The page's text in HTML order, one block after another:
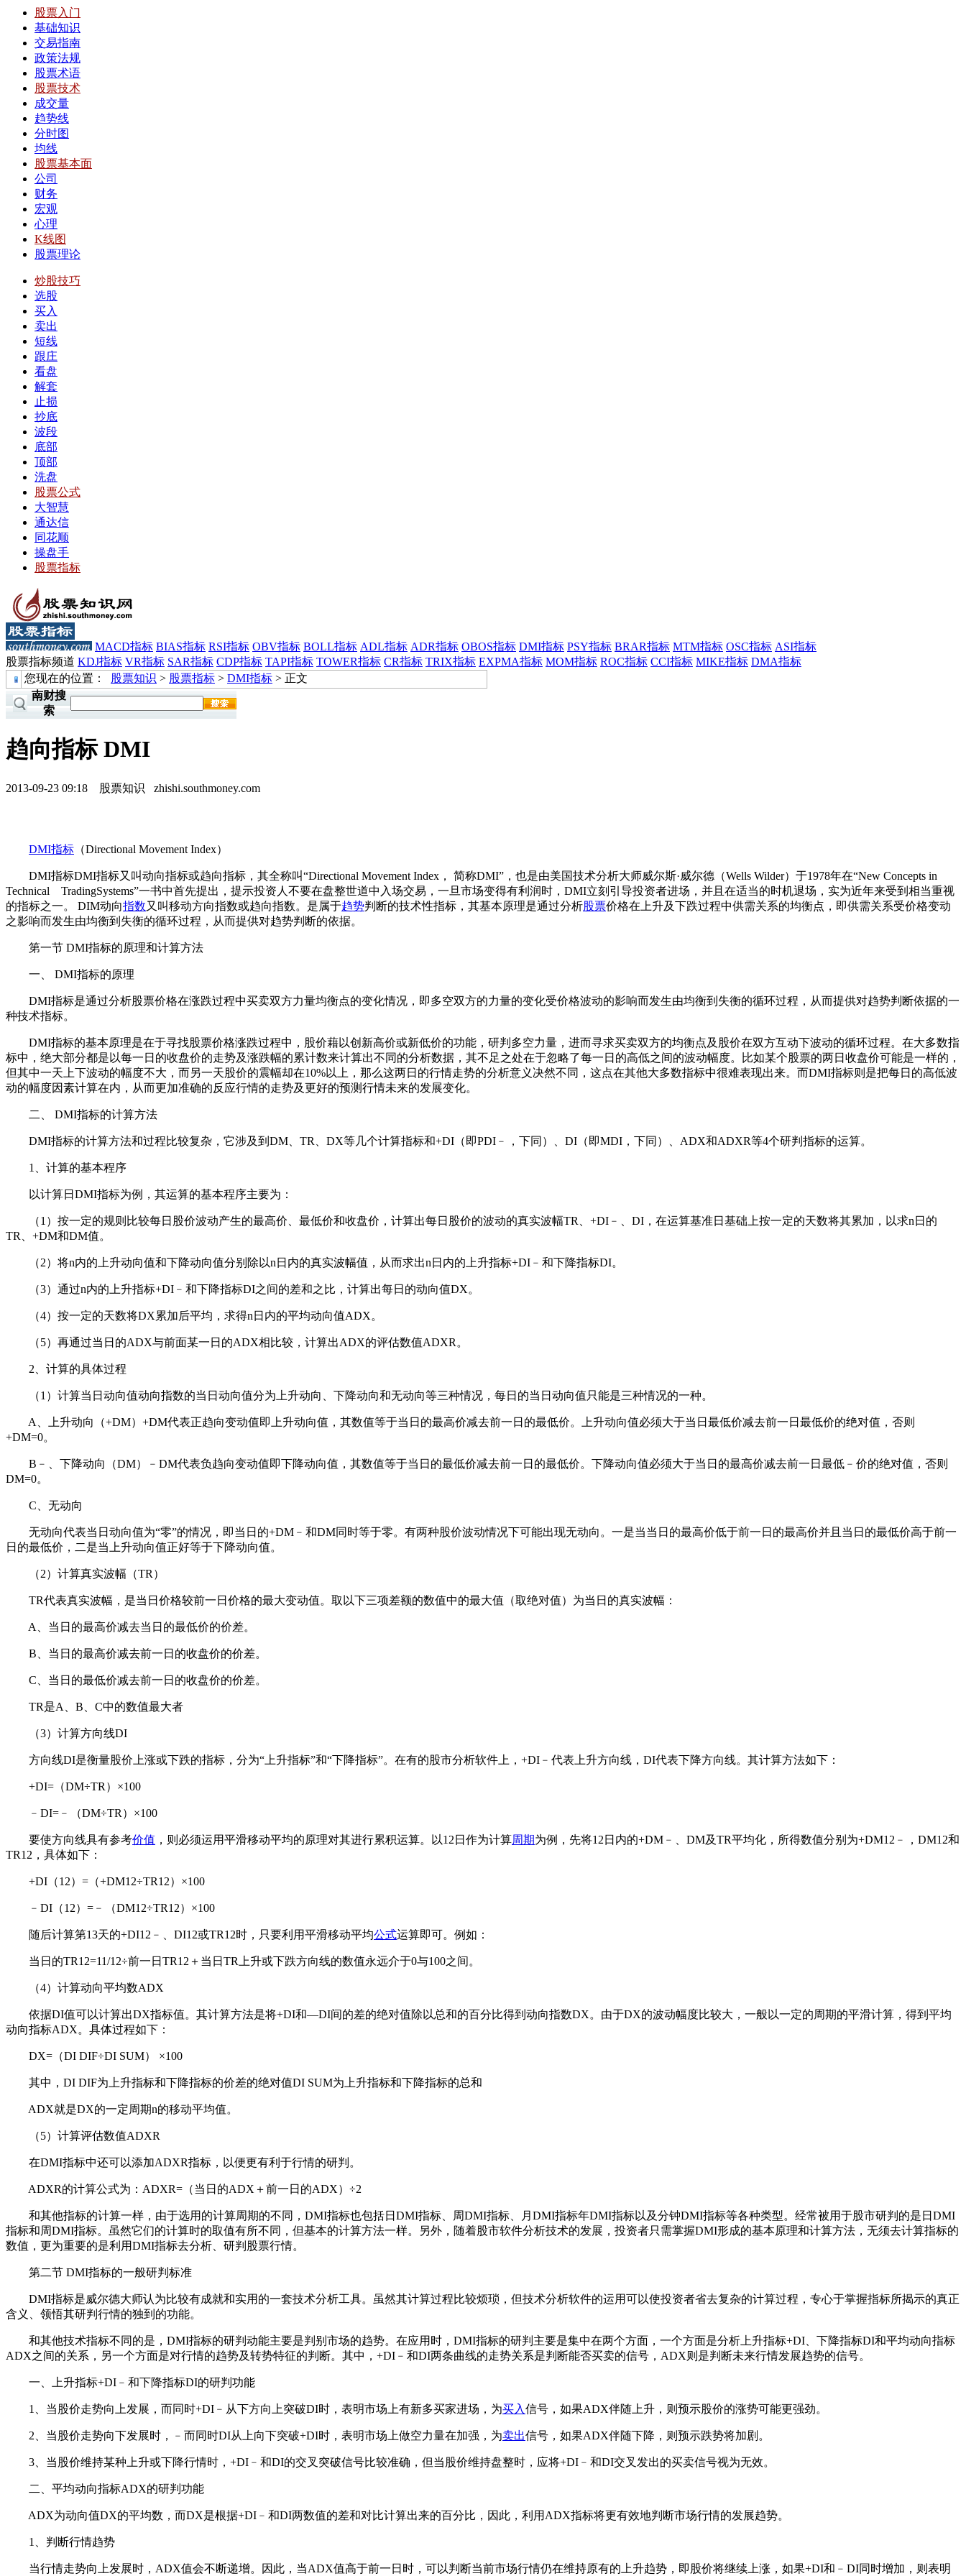
股票入门
基础知识
交易指南
政策法规
股票术语
股票技术
成交量
趋势线
分时图
均线
股票基本面
公司
财务
宏观
心理
K线图
股票理论
炒股技巧
选股
买入
卖出
短线
跟庄
看盘
解套
止损
抄底
波段
底部
顶部
洗盘
股票公式
大智慧
通达信
同花顺
操盘手
股票指标
MACD指标 BIAS指标 RSI指标 OBV指标 BOLL指标 ADL指标 ADR指标 OBOS指标 DMI指标 PSY指标 BRAR指标 MTM指标 OSC指标 ASI指标
股票指标频道 KDJ指标 VR指标 SAR指标 CDP指标 TAPI指标 TOWER指标 CR指标 TRIX指标 EXPMA指标 MOM指标 ROC指标 CCI指标 MIKE指标 DMA指标
您现在的位置：
股票知识 > 股票指标 > DMI指标 > 正文
南财搜
索
趋向指标 DMI
2013-09-23 09:18 股票知识 zhishi.southmoney.com
DMI指标 （Directional Movement Index）
DMI指标DMI指标又叫动向指标或趋向指标，其全称叫“Directional Movement Index， 简称DMI”，也是由美国技术分析大师威尔斯·威尔德（Wells Wilder）于1978年在“New Concepts in
Technical TradingSystems”一书中首先提出，提示投资人不要在盘整世道中入场交易，一旦市场变得有利润时，DMI立刻引导投资者进场，并且在适当的时机退场，实为近年来受到相当重视
的指标之一。 DIM动向指数又叫移动方向指数或趋向指数。是属于趋势判断的技术性指标，其基本原理是通过分析股票价格在上升及下跌过程中供需关系的均衡点，即供需关系受价格变动
之影响而发生由均衡到失衡的循环过程，从而提供对趋势判断的依据。
第一节 DMI指标的原理和计算方法
一、 DMI指标的原理
DMI指标是通过分析股票价格在涨跌过程中买卖双方力量均衡点的变化情况，即多空双方的力量的变化受价格波动的影响而发生由均衡到失衡的循环过程，从而提供对趋势判断依据的一
种技术指标。
DMI指标的基本原理是在于寻找股票价格涨跌过程中，股价藉以创新高价或新低价的功能，研判多空力量，进而寻求买卖双方的均衡点及股价在双方互动下波动的循环过程。在大多数指
标中，绝大部分都是以每一日的收盘价的走势及涨跌幅的累计数来计算出不同的分析数据，其不足之处在于忽略了每一日的高低之间的波动幅度。比如某个股票的两日收盘价可能是一样的，
但其中一天上下波动的幅度不大，而另一天股价的震幅却在10%以上，那么这两日的行情走势的分析意义决然不同，这点在其他大多数指标中很难表现出来。而DMI指标则是把每日的高低波
动的幅度因素计算在内，从而更加准确的反应行情的走势及更好的预测行情未来的发展变化。
二、 DMI指标的计算方法
DMI指标的计算方法和过程比较复杂，它涉及到DM、TR、DX等几个计算指标和+DI（即PDI﹣，下同）、DI（即MDI，下同）、ADX和ADXR等4个研判指标的运算。
1、计算的基本程序
以计算日DMI指标为例，其运算的基本程序主要为：
（1）按一定的规则比较每日股价波动产生的最高价、最低价和收盘价，计算出每日股价的波动的真实波幅TR、+DI﹣、DI，在运算基准日基础上按一定的天数将其累加，以求n日的
TR、+DM和DM值。
（2）将n内的上升动向值和下降动向值分别除以n日内的真实波幅值，从而求出n日内的上升指标+DI﹣和下降指标DI。
（3）通过n内的上升指标+DI﹣和下降指标DI之间的差和之比，计算出每日的动向值DX。
（4）按一定的天数将DX累加后平均，求得n日内的平均动向值ADX。
（5）再通过当日的ADX与前面某一日的ADX相比较，计算出ADX的评估数值ADXR。
2、计算的具体过程
（1）计算当日动向值动向指数的当日动向值分为上升动向、下降动向和无动向等三种情况，每日的当日动向值只能是三种情况的一种。
A、上升动向（+DM）+DM代表正趋向变动值即上升动向值，其数值等于当日的最高价减去前一日的最低价。上升动向值必须大于当日最低价减去前一日最低价的绝对值，否则
+DM=0。
B﹣、下降动向（DM）﹣DM代表负趋向变动值即下降动向值，其数值等于当日的最低价减去前一日的最低价。下降动向值必须大于当日的最高价减去前一日最低﹣价的绝对值，否则
DM=0。
C、无动向
无动向代表当日动向值为“零”的情况，即当日的+DM﹣和DM同时等于零。有两种股价波动情况下可能出现无动向。一是当当日的最高价低于前一日的最高价并且当日的最低价高于前一
日的最低价，二是当上升动向值正好等于下降动向值。
（2）计算真实波幅（TR）
TR代表真实波幅，是当日价格较前一日价格的最大变动值。取以下三项差额的数值中的最大值（取绝对值）为当日的真实波幅：
A、当日的最高价减去当日的最低价的价差。
B、当日的最高价减去前一日的收盘价的价差。
C、当日的最低价减去前一日的收盘价的价差。
TR是A、B、C中的数值最大者
（3）计算方向线DI
方向线DI是衡量股价上涨或下跌的指标，分为“上升指标”和“下降指标”。在有的股市分析软件上，+DI﹣代表上升方向线，DI代表下降方向线。其计算方法如下：
+DI=（DM÷TR）×100
﹣DI=﹣（DM÷TR）×100
要使方向线具有参考价值 ，则必须运用平滑移动平均的原理对其进行累积运算。以12日作为计算周期为例，先将12日内的+DM﹣、DM及TR平均化，所得数值分别为+DM12﹣，DM12和
TR12，具体如下：
+DI（12）=（+DM12÷TR12）×100
﹣DI（12）=﹣（DM12÷TR12）×100
随后计算第13天的+DI12﹣、DI12或TR12时，只要利用平滑移动平均公式运算即可。例如：
当日的TR12=11/12÷前一日TR12＋当日TR上升或下跌方向线的数值永远介于0与100之间。
（4）计算动向平均数ADX
依据DI值可以计算出DX指标值。其计算方法是将+DI和—DI间的差的绝对值除以总和的百分比得到动向指数DX。由于DX的波动幅度比较大，一般以一定的周期的平滑计算，得到平均
动向指标ADX。具体过程如下：
DX=（DI DIF÷DI SUM） ×100
其中，DI DIF为上升指标和下降指标的价差的绝对值DI SUM为上升指标和下降指标的总和
ADX就是DX的一定周期n的移动平均值。
（5）计算评估数值ADXR
在DMI指标中还可以添加ADXR指标，以便更有利于行情的研判。
ADXR的计算公式为：ADXR=（当日的ADX＋前一日的ADX）÷2
和其他指标的计算一样，由于选用的计算周期的不同，DMI指标也包括日DMI指标、周DMI指标、月DMI指标年DMI指标以及分钟DMI指标等各种类型。经常被用于股市研判的是日DMI
指标和周DMI指标。虽然它们的计算时的取值有所不同，但基本的计算方法一样。另外，随着股市软件分析技术的发展，投资者只需掌握DMI形成的基本原理和计算方法，无须去计算指标的
数值，更为重要的是利用DMI指标去分析、研判股票行情。
第二节 DMI指标的一般研判标准
DMI指标是威尔德大师认为比较有成就和实用的一套技术分析工具。虽然其计算过程比较烦琐，但技术分析软件的运用可以使投资者省去复杂的计算过程，专心于掌握指标所揭示的真正
含义、领悟其研判行情的独到的功能。
和其他技术指标不同的是，DMI指标的研判动能主要是判别市场的趋势。在应用时，DMI指标的研判主要是集中在两个方面，一个方面是分析上升指标+DI、下降指标DI和平均动向指标
ADX之间的关系，另一个方面是对行情的趋势及转势特征的判断。其中，+DI﹣和DI两条曲线的走势关系是判断能否买卖的信号，ADX则是判断未来行情发展趋势的信号。
一、上升指标+DI﹣和下降指标DI的研判功能
1、当股价走势向上发展，而同时+DI﹣从下方向上突破DI时，表明市场上有新多买家进场，为买入信号，如果ADX伴随上升，则预示股价的涨势可能更强劲。
2、当股价走势向下发展时，﹣而同时DI从上向下突破+DI时，表明市场上做空力量在加强，为卖出信号，如果ADX伴随下降，则预示跌势将加剧。
3、当股价维持某种上升或下降行情时，+DI﹣和DI的交叉突破信号比较准确，但当股价维持盘整时，应将+DI﹣和DI交叉发出的买卖信号视为无效。
二、平均动向指标ADX的研判功能
ADX为动向值DX的平均数，而DX是根据+DI﹣和DI两数值的差和对比计算出来的百分比，因此，利用ADX指标将更有效地判断市场行情的发展趋势。
1、判断行情趋势
当行情走势向上发展时，ADX值会不断递增。因此，当ADX值高于前一日时，可以判断当前市场行情仍在维持原有的上升趋势，即股价将继续上涨，如果+DI和﹣DI同时增加，则表明